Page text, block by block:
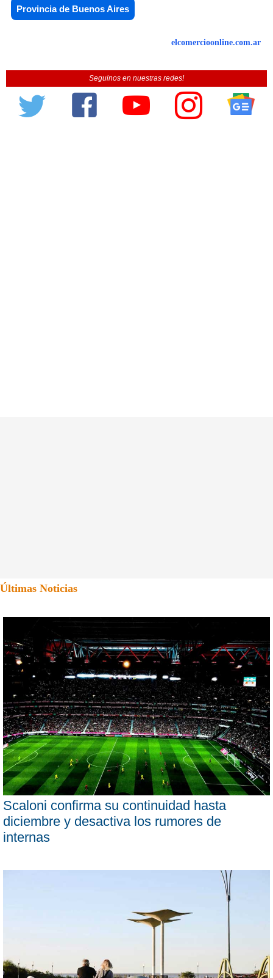
Provincia de Buenos Aires
elcomercioonline.com.ar
Seguinos en nuestras redes!
Últimas Noticias
Scaloni confirma su continuidad hasta
diciembre y desactiva los rumores de
internas